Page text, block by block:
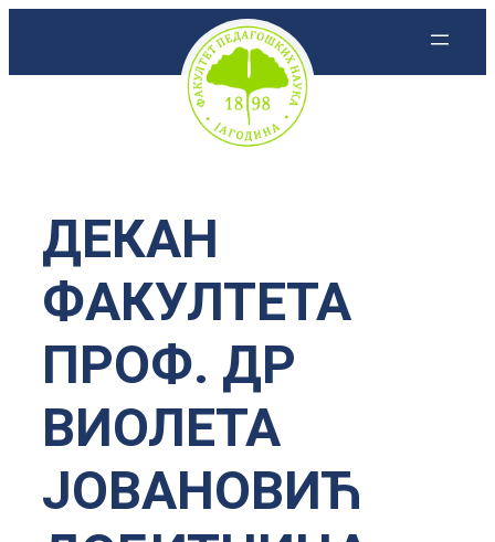
ДЕКАН
ФАКУЛТЕТА
ПРОФ. ДР
ВИОЛЕТА
ЈОВАНОВИЋ